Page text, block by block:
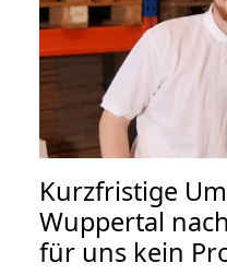
Kurzfristige
Wuppertal
für uns kein